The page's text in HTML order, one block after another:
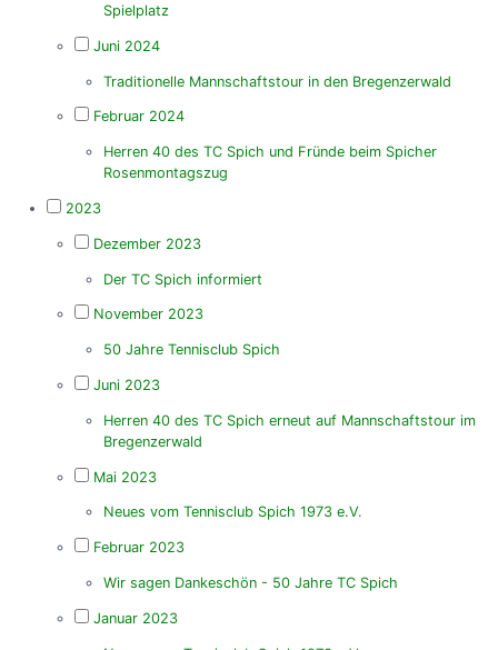
Spielplatz
Juni 2024
Traditionelle Mannschaftstour in den Bregenzerwald
Februar 2024
Herren 40 des TC Spich und Fründe beim Spicher
Rosenmontagszug
2023
Dezember 2023
Der TC Spich informiert
November 2023
50 Jahre Tennisclub Spich
Juni 2023
Herren 40 des TC Spich erneut auf Mannschaftstour im
Bregenzerwald
Mai 2023
Neues vom Tennisclub Spich 1973 e.V.
Februar 2023
Wir sagen Dankeschön - 50 Jahre TC Spich
Januar 2023